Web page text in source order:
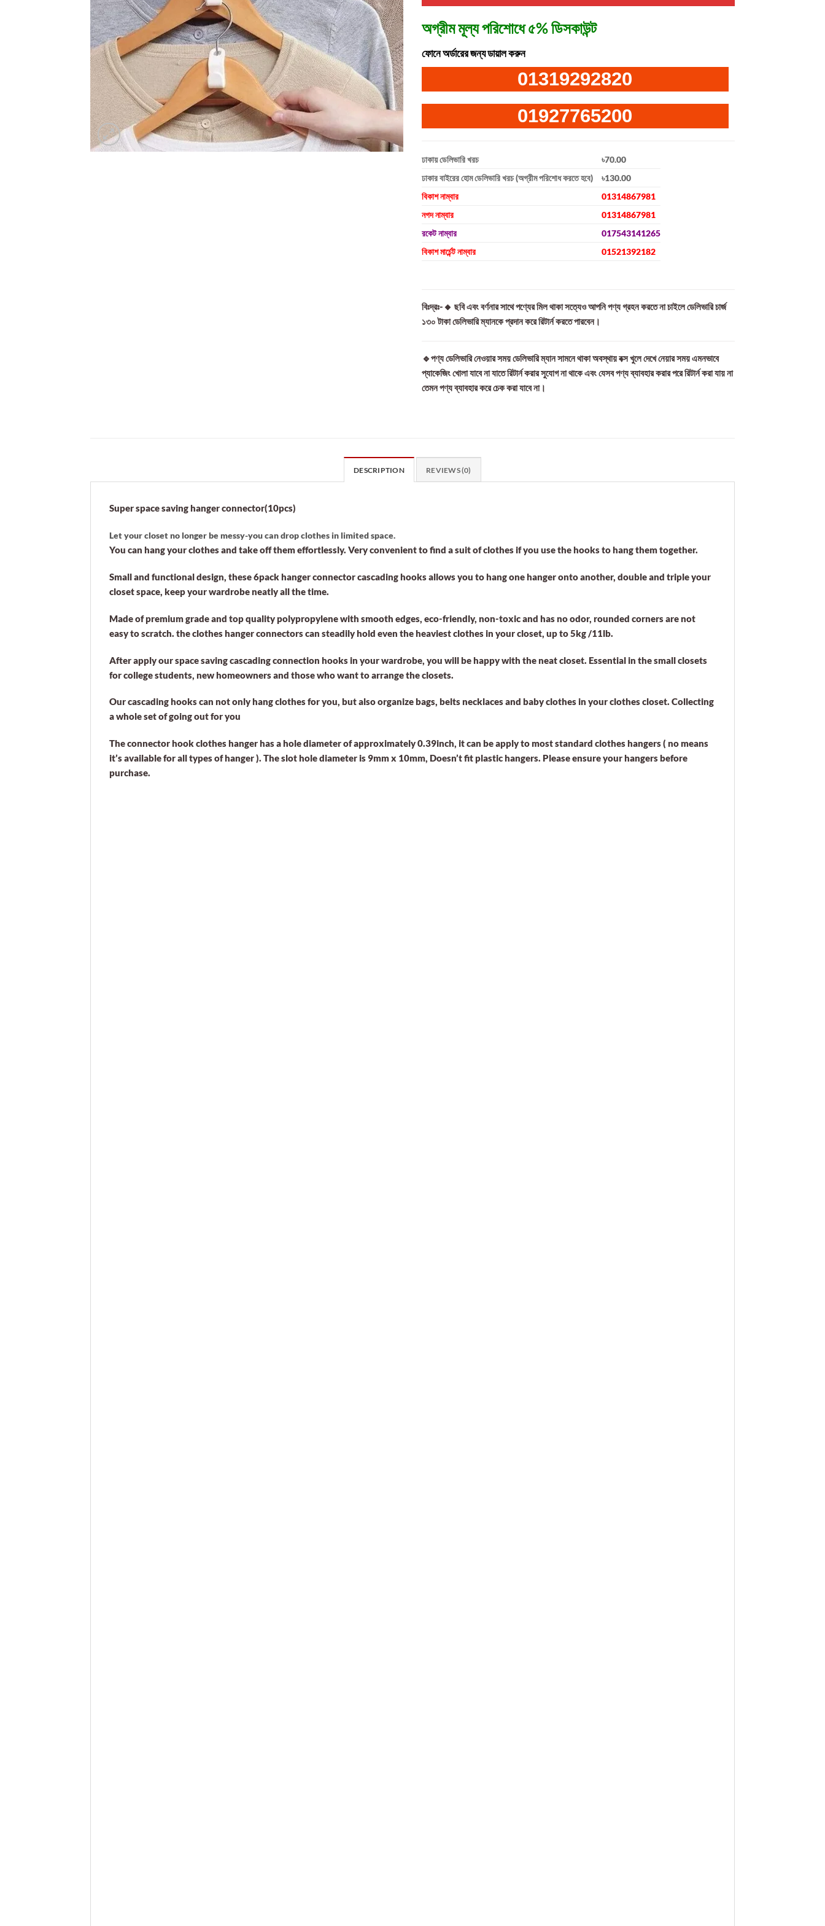
অগ্রীম মূল্য পরিশোধে ৫% ডিসকাউন্ট
ফোনে অর্ডারের জন্য ডায়াল করুন
01319292820
01927765200
ঢাকায় ডেলিভারি খরচ
৳70.00
ঢাকার বাইরের হোম ডেলিভারি খরচ (অগ্রীম পরিশোধ করতে হবে)
৳130.00
বিকাশ নাম্বার
01314867981
নগদ নাম্বার
01314867981
রকেট নাম্বার
017543141265
বিকাশ মার্চেন্ট নাম্বার
01521392182
বিঃদ্রঃ-🔸 ছবি এবং বর্ণনার সাথে পণ্যের মিল থাকা সত্যেও আপনি পণ্য গ্রহন করতে না চাইলে ডেলিভারি চার্জ
১৩০ টাকা ডেলিভারি ম্যানকে প্রদান করে রিটার্ন করতে পারবেন।
🔹পণ্য ডেলিভারি নেওয়ার সময় ডেলিভারি ম্যান সামনে থাকা অবস্থায় বক্স খুলে দেখে নেয়ার সময় এমনভাবে
প্যাকেজিং খোলা যাবে না যাতে রিটার্ন করার সুযোগ না থাকে এবং যেসব পণ্য ব্যাবহার করার পরে রিটার্ন করা যায় না
তেমন পণ্য ব্যাবহার করে চেক করা যাবে না।
DESCRIPTION REVIEWS (0)
Super space saving hanger connector(10pcs)
Let your closet no longer be messy-you can drop clothes in limited space.
You can hang your clothes and take off them effortlessly. Very convenient to find a suit of clothes if you use the hooks to hang them together.
Small and functional design, these 6pack hanger connector cascading hooks allows you to hang one hanger onto another, double and triple your
closet space, keep your wardrobe neatly all the time.
Made of premium grade and top quality polypropylene with smooth edges, eco-friendly, non-toxic and has no odor, rounded corners are not
easy to scratch. the clothes hanger connectors can steadily hold even the heaviest clothes in your closet, up to 5kg /11lb.
After apply our space saving cascading connection hooks in your wardrobe, you will be happy with the neat closet. Essential in the small closets
for college students, new homeowners and those who want to arrange the closets.
Our cascading hooks can not only hang clothes for you, but also organize bags, belts necklaces and baby clothes in your clothes closet. Collecting
a whole set of going out for you
The connector hook clothes hanger has a hole diameter of approximately 0.39inch, it can be apply to most standard clothes hangers ( no means
it’s available for all types of hanger ). The slot hole diameter is 9mm x 10mm, Doesn’t fit plastic hangers. Please ensure your hangers before
purchase.